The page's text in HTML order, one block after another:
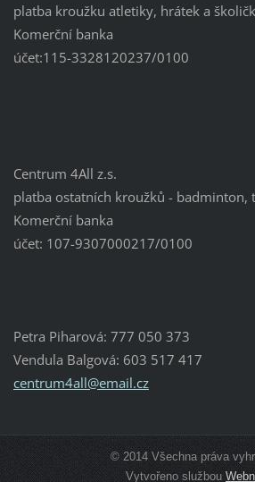
platba kroužku atletiky, hrátek a
Komerční banka
účet:115-3328120237/0100
Centrum 4All z.s.
platba ostatních kroužků - badminton,
Komerční banka
účet: 107-9307000217/0100
Petra Piharová: 777 050 373
Vendula Balgová: 603 517 417
centrum4all@email.cz
© 2014 Všechna práva
Vytvořeno službou